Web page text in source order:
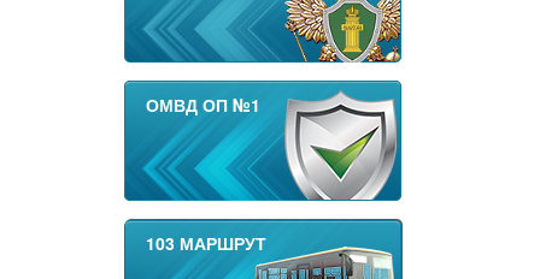
ОМВД ОП №1
103 МАРШРУТ